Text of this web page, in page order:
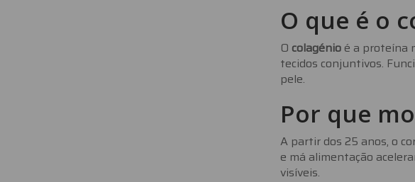
O que é o
O colagénioé a proteína
tecidos conjuntivos.
pele.
Por que
A partir dos 25 anos, o
e má alimentação
visíveis.